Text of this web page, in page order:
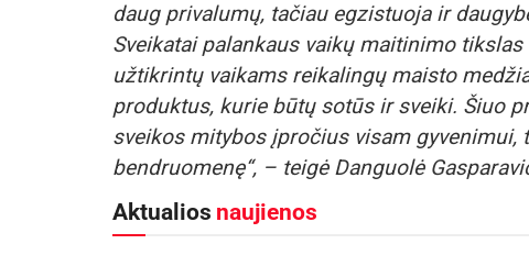
daug privalumų, tačiau egzistuoja ir
Sveikatai palankaus vaikų maitinimo
užtikrintų vaikams reikalingų maisto
produktus, kurie būtų sotūs ir sveiki. Šiuo
sveikos mitybos įpročius visam gyvenimui,
bendruomenę“, – teigė Danguolė
Aktualios naujienos